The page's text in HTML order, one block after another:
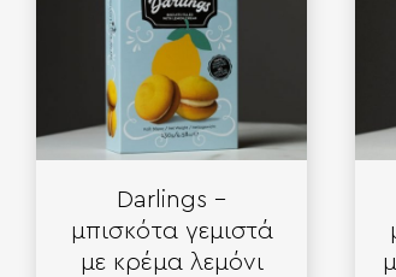
Darlings –
μπισκότα γεμιστά
με κρέμα λεμόνι